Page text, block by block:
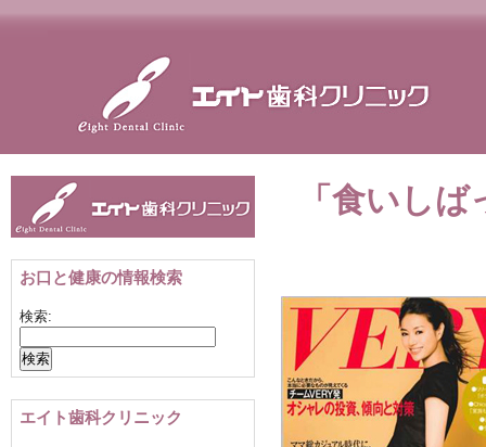
お口と健康の情報検索
検索:
エイト歯科クリニック
「食いし